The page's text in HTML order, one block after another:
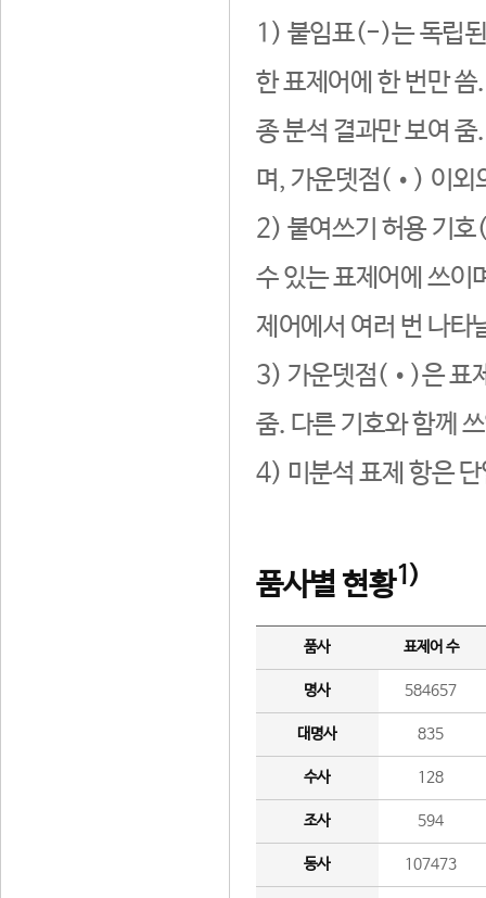
1) 붙임표(-)는 독립된
한 표제어에 한 번만
종 분석 결과만 보여
며, 가운뎃점(•) 이외
2) 붙여쓰기 허용 기호
수 있는 표제어에 쓰이
제어에서 여러 번 나타
3) 가운뎃점(•)은 표
줌. 다른 기호와 함께
4) 미분석 표제 항은
품사별 현황1)
품사 표제어 수
명사 584657
대명사 835
수사 128
조사 594
동사 107473